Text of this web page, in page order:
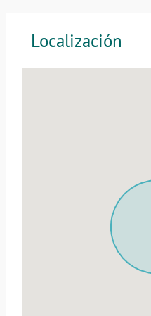
Localización